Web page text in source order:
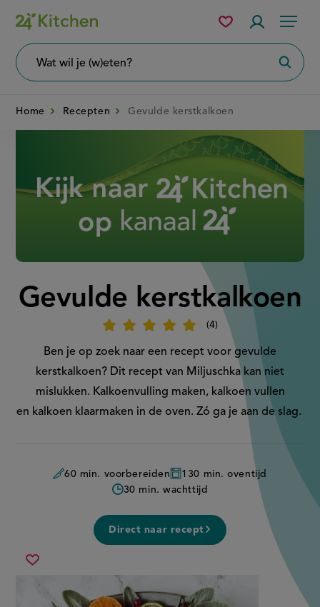
Overslaan
en
naar
Menu
wil
Mijn
bewaarde
Home Recepten Gevulde kerstkalkoen
Gevulde kerstkalkoen
4
Beoordeel
'Gevulde
kerstkalkoen'
Ben je op zoek naar een recept voor gevulde
kerstkalkoen? Dit recept van Miljuschka kan niet
mislukken. Kalkoenvulling maken, kalkoen vullen
en kalkoen klaarmaken in de oven. Zó ga je aan de slag.
60 min. voorbereiden
130 min. oventijd
30 min. wachttijd
Direct naar recept
Sla
gevulde